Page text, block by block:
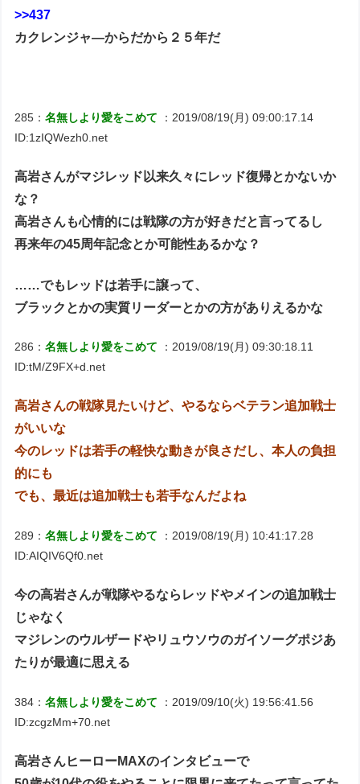
>>437
カクレンジャ―からだから２５年だ
285：名無しより愛をこめて
：2019/08/19(月) 09:00:17.14
ID:1zIQWezh0.net
高岩さんがマジレッド以来久々にレッド復帰とかないか
な？
高岩さんも心情的には戦隊の方が好きだと言ってるし
再来年の45周年記念とか可能性あるかな？
……でもレッドは若手に譲って、
ブラックとかの実質リーダーとかの方がありえるかな
286：名無しより愛をこめて
：2019/08/19(月) 09:30:18.11
ID:tM/Z9FX+d.net
高岩さんの戦隊見たいけど、やるならベテラン追加戦士
がいいな
今のレッドは若手の軽快な動きが良さだし、本人の負担
的にも
でも、最近は追加戦士も若手なんだよね
289：名無しより愛をこめて
：2019/08/19(月) 10:41:17.28
ID:AIQIV6Qf0.net
今の高岩さんが戦隊やるならレッドやメインの追加戦士
じゃなく
マジレンのウルザードやリュウソウのガイソーグポジあ
たりが最適に思える
384：名無しより愛をこめて
：2019/09/10(火) 19:56:41.56
ID:zcgzMm+70.net
高岩さんヒーローMAXのインタビューで